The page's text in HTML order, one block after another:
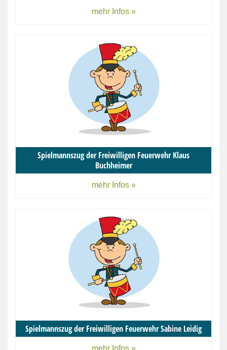
mehr Infos »
Spielmannszug der Freiwilligen Feuerwehr Klaus
Buchheimer
mehr Infos »
Spielmannszug der Freiwilligen Feuerwehr Sabine Leidig
mehr Infos »